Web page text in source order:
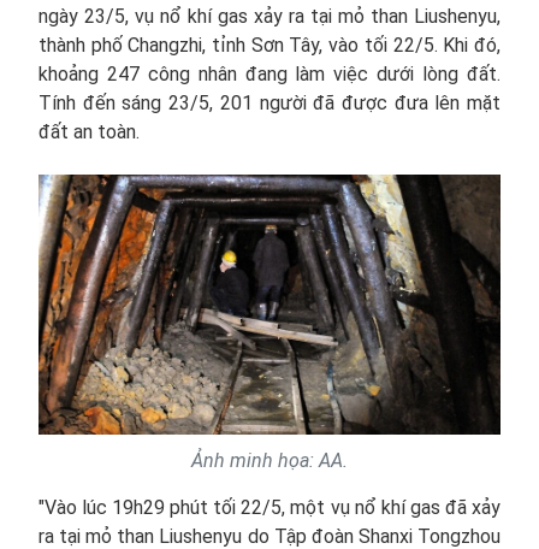
ngày 23/5, vụ nổ khí gas xảy ra tại mỏ than Liushenyu,
thành phố Changzhi, tỉnh Sơn Tây, vào tối 22/5. Khi đó,
khoảng 247 công nhân đang làm việc dưới lòng đất.
Tính đến sáng 23/5, 201 người đã được đưa lên mặt
đất an toàn.
Ảnh minh họa: AA.
"Vào lúc 19h29 phút tối 22/5, một vụ nổ khí gas đã xảy
ra tại mỏ than Liushenyu do Tập đoàn Shanxi Tongzhou